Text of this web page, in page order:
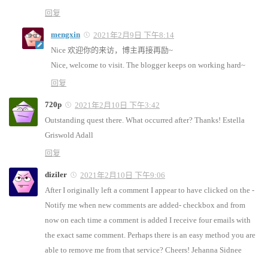
回复
mengxin
2021年2月9日 下午8:14
Nice 欢迎你的来访，博主再接再励~
Nice, welcome to visit. The blogger keeps on working hard~
回复
720p
2021年2月10日 下午3:42
Outstanding quest there. What occurred after? Thanks! Estella
Griswold Adall
回复
diziler
2021年2月10日 下午9:06
After I originally left a comment I appear to have clicked on the -
Notify me when new comments are added- checkbox and from
now on each time a comment is added I receive four emails with
the exact same comment. Perhaps there is an easy method you are
able to remove me from that service? Cheers! Jehanna Sidnee